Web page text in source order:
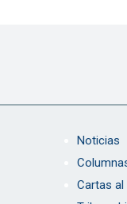
Noticias
Cartas al